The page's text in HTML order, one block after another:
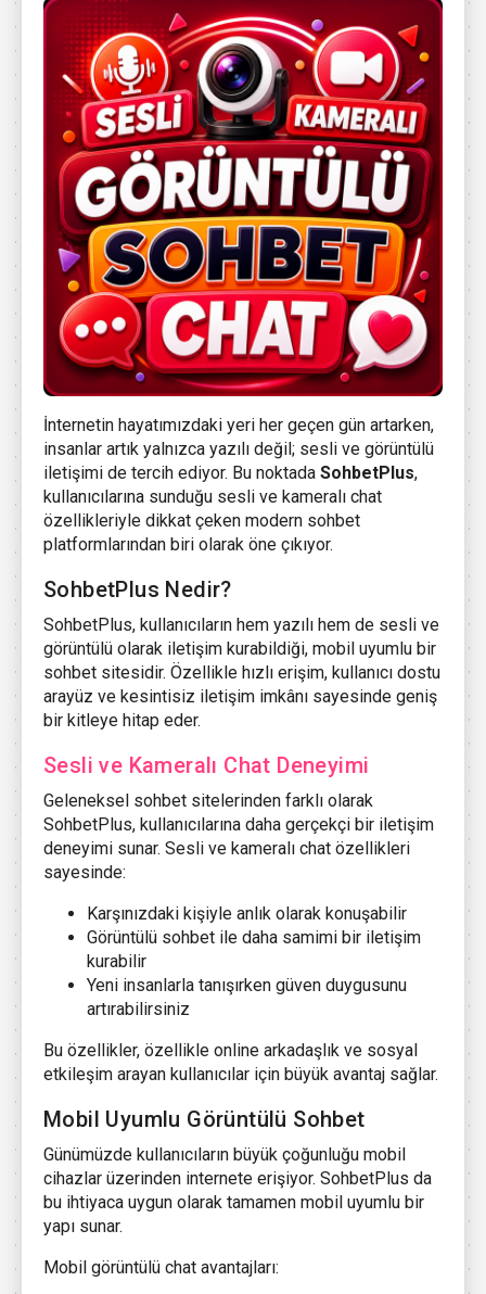
İnternetin hayatımızdaki yeri her geçen gün artarken,
insanlar artık yalnızca yazılı değil; sesli ve görüntülü
iletişimi de tercih ediyor. Bu noktada SohbetPlus,
kullanıcılarına sunduğu sesli ve kameralı chat
özellikleriyle dikkat çeken modern sohbet
platformlarından biri olarak öne çıkıyor.
SohbetPlus Nedir?
SohbetPlus, kullanıcıların hem yazılı hem de sesli ve
görüntülü olarak iletişim kurabildiği, mobil uyumlu bir
sohbet sitesidir. Özellikle hızlı erişim, kullanıcı dostu
arayüz ve kesintisiz iletişim imkânı sayesinde geniş
bir kitleye hitap eder.
Sesli ve Kameralı Chat Deneyimi
Geleneksel sohbet sitelerinden farklı olarak
SohbetPlus, kullanıcılarına daha gerçekçi bir iletişim
deneyimi sunar. Sesli ve kameralı chat özellikleri
sayesinde:
Karşınızdaki kişiyle anlık olarak konuşabilir
Görüntülü sohbet ile daha samimi bir iletişim
kurabilir
Yeni insanlarla tanışırken güven duygusunu
artırabilirsiniz
Bu özellikler, özellikle online arkadaşlık ve sosyal
etkileşim arayan kullanıcılar için büyük avantaj sağlar.
Mobil Uyumlu Görüntülü Sohbet
Günümüzde kullanıcıların büyük çoğunluğu mobil
cihazlar üzerinden internete erişiyor. SohbetPlus da
bu ihtiyaca uygun olarak tamamen mobil uyumlu bir
yapı sunar.
Mobil görüntülü chat avantajları: